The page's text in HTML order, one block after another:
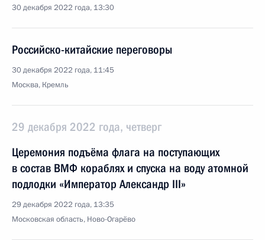
30 декабря 2022 года, 13:30
Российско-китайские переговоры
30 декабря 2022 года, 11:45
Москва, Кремль
29 декабря 2022 года, четверг
Церемония подъёма флага на поступающих
в состав ВМФ кораблях и спуска на воду атомной
подлодки «Император Александр III»
29 декабря 2022 года, 13:35
Московская область, Ново-Огарёво